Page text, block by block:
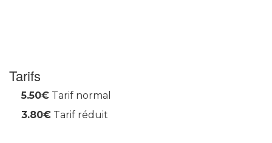
Tarifs
5.50€ Tarif normal
3.80€ Tarif réduit